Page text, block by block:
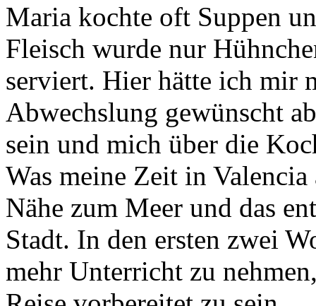
Maria kochte oft Suppen
Fleisch wurde nur
serviert. Hier hätte ich mir
Abwechslung gewünscht
sein und mich über die
Was meine Zeit in
Nähe zum Meer und das
Stadt. In den ersten zwei
mehr Unterricht zu